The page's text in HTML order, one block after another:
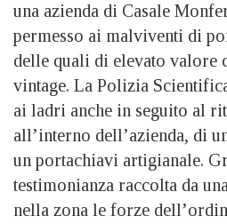
una azienda di Casale
permesso ai malviventi di
delle quali di elevato valore
vintage. La Polizia
ai ladri anche in seguito al
all’interno dell’azienda, di
un portachiavi artigianale.
testimonianza raccolta da
nella zona le forze